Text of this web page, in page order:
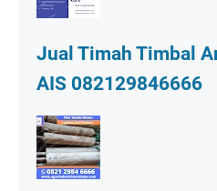
Jual Timah Timbal
AIS 082129846666